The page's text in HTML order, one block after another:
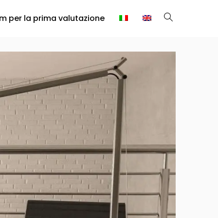
per la prima valutazione